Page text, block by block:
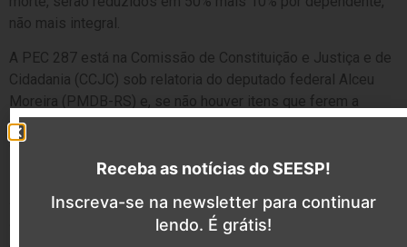
não mais integral.
A PEC 287 está na Comissão de Constituição e Justiça e de
Cidadania (CCJC) sob relatoria do deputado federal Alceu
Moreira (PMDB-RS) e, se não houver itens que ferem a
Constituição Federão será analisada por uma comissão
especial.
“Todas as propostas apresentadas pelo Governo Federal no
último período têm impacto direto nos trabalhadores! Mais
uma vez vão preterir milhões de brasileiros e brasileiras sob o
Receba as notícias do SEESP!
Inscreva-se na newsletter para continuar
lendo. É grátis!